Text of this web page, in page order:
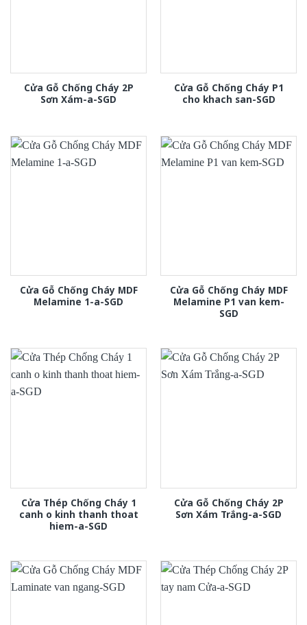
Cửa Gỗ Chống Cháy 2P
Sơn Xám-a-SGD
Cửa Gỗ Chống Cháy P1
cho khach san-SGD
Cửa Gỗ Chống Cháy MDF
Melamine 1-a-SGD
Cửa Gỗ Chống Cháy MDF
Melamine P1 van kem-
SGD
Cửa Thép Chống Cháy 1
canh o kinh thanh thoat
hiem-a-SGD
Cửa Gỗ Chống Cháy 2P
Sơn Xám Trắng-a-SGD